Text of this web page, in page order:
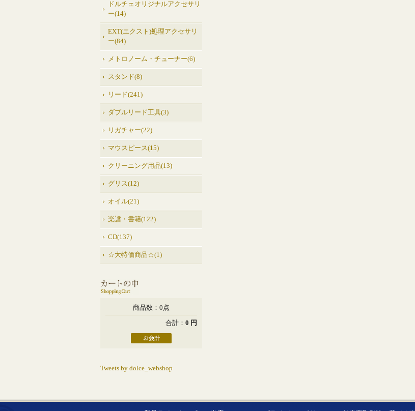
ドルチェオリジナルアクセサリ
ー(14)
EXT(エクスト)処理アクセサリ
ー(84)
メトロノーム・チューナー(6)
スタンド(8)
リード(241)
ダブルリード工具(3)
リガチャー(22)
マウスピース(15)
クリーニング用品(13)
グリス(12)
オイル(21)
楽譜・書籍(122)
CD(137)
☆大特価商品☆(1)
商品数：0点
合計： 0 円
Tweets by dolce_webshop